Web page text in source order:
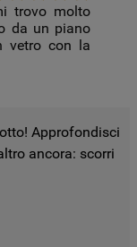
trovo molto
da un piano
vetro con la
Approfondisci
ancora: scorri
il
del
(cookie
per